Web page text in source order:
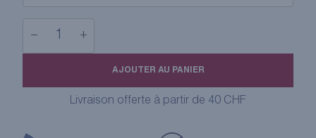
COFFRET
− +
AJOUTER AU PANIER
Livraison offerte à partir de 40 CHF